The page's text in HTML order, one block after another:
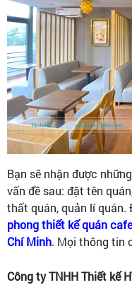
Bạn sẽ nhận được
vấn đề sau: đặt tên
thất quán, quản lí
phong thiết kế quán
Chí Minh. Mọi thông tin
Công ty TNHH Thiết kế